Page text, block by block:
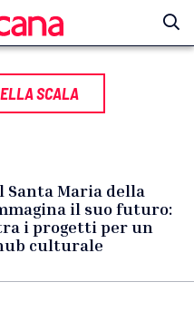
SCALA
Santa Maria della
il suo futuro:
i progetti per un
culturale